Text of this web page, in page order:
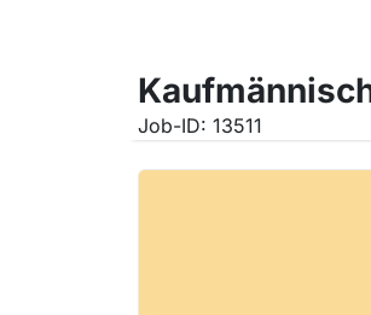
Job-ID: 13511